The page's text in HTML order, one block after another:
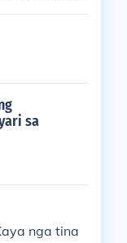
sa
nga tina